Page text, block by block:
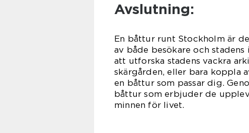
Avslutning:
En båttur runt Stockholm är
av både besökare och
att utforska stadens vackra
skärgården, eller bara koppla
en båttur som passar dig.
båttur som erbjuder de
minnen för livet.